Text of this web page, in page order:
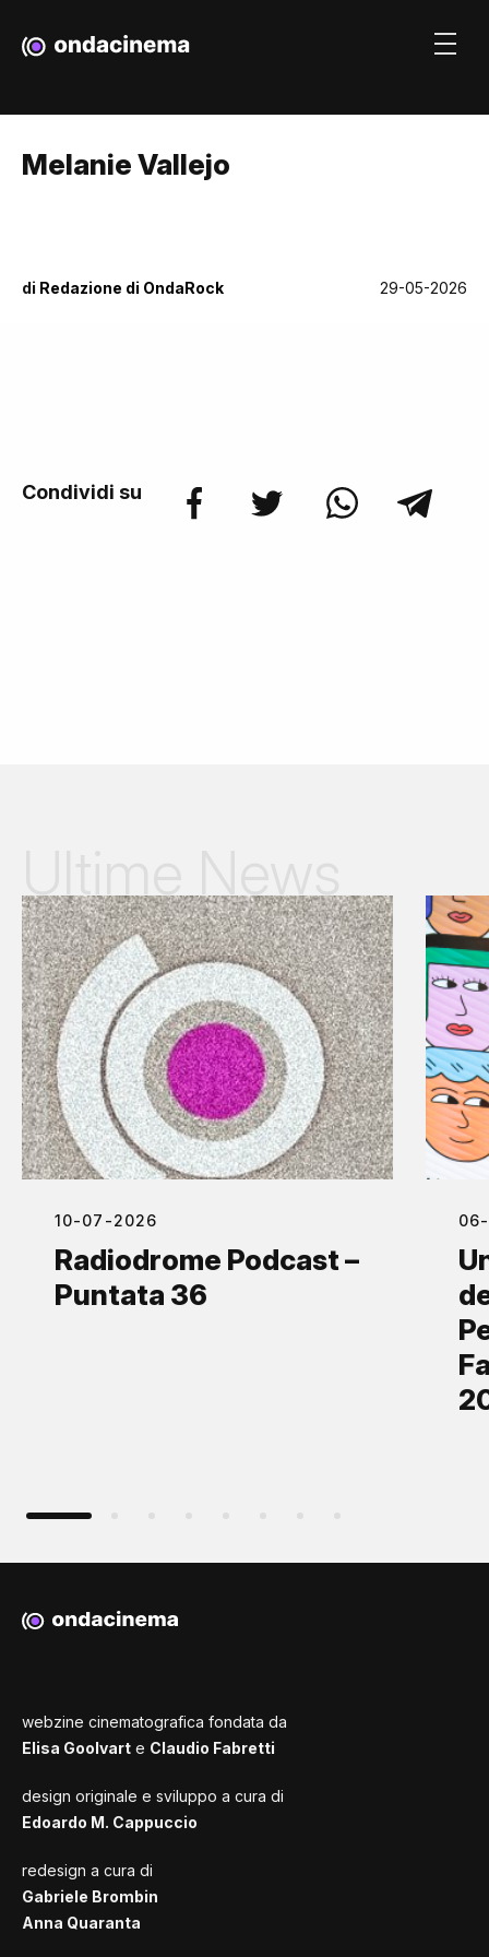
Melanie Vallejo
di Redazione di OndaRock 29-05-2026
Condividi su
10-07-2026
Radiodrome Podcast –
Puntata 36
webzine cinematografica fondata da
Elisa Goolvart e Claudio Fabretti
design originale e sviluppo a cura di
Edoardo M. Cappuccio
redesign a cura di
Gabriele Brombin
Anna Quaranta